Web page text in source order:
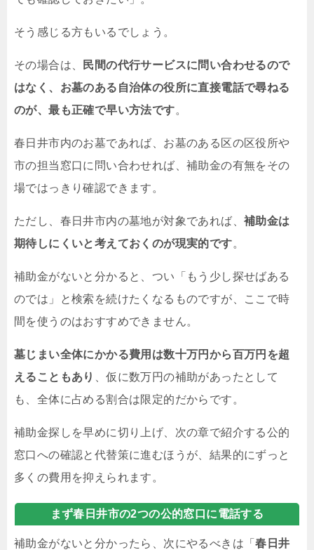
そう感じる方もいるでしょう。
その場合は、
民間の代行サービスに問い合わせるので
はなく、お墓のある自治体の役所に直接電話で尋ねる
のが、最も正確で早い方法です。
春日井市内のお墓であれば、お墓のある区の区役所や
市の担当窓口に問い合わせれば、補助金の有無をその
場ではっきり確認できます。
ただし、春日井市内の墓地が対象であれば、 補助金は
期待しにくいと考えておくのが現実的です。
補助金がないと分かると、つい「もう少し探せばある
のでは」と検索を続けたくなるものですが、ここで時
間を使うのはおすすめできません。
墓じまい全体にかかる費用は数十万円から百万円を超
えることもあり
、仮に数万円の補助があったとして
も、全体に占める割合は限定的だからです。
補助金探しを早めに切り上げ、次の章で紹介する公的
窓口への確認と代替策に進むほうが、結果的にずっと
多くの費用を抑えられます。
まず春日井市の2つの公的窓口に電話する
補助金がないと分かったら、次にやるべきは「春日井